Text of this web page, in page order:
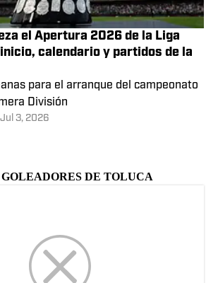
el Apertura 2026 de la Liga
inicio, calendario y partidos de la
para el arranque del campeonato
División
Jul 3, 2026
DE TOLUCA